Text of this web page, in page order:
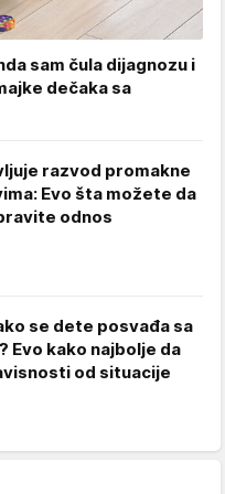
sam čula dijagnozu i
dečaka sa
razvod promakne
Evo šta možete da
odnos
se dete posvađa sa
Evo kako najbolje da
od situacije